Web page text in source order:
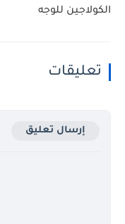
الكولاجين للوجه
تعليقات
إرسال تعليق